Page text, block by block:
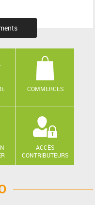
COMMERCES
ACCÈS
CONTRIBUTEURS